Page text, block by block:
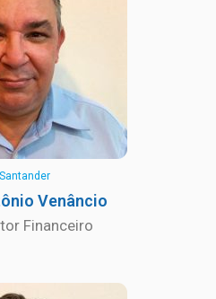
Santander
Venâncio
Financeiro